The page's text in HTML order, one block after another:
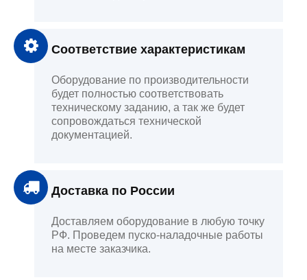
Соответствие характеристикам
Оборудование по производительности
будет полностью соответствовать
техническому заданию, а так же будет
сопровождаться технической
документацией.
Доставка по России
Доставляем оборудование в любую точку
РФ. Проведем пуско-наладочные работы
на месте заказчика.